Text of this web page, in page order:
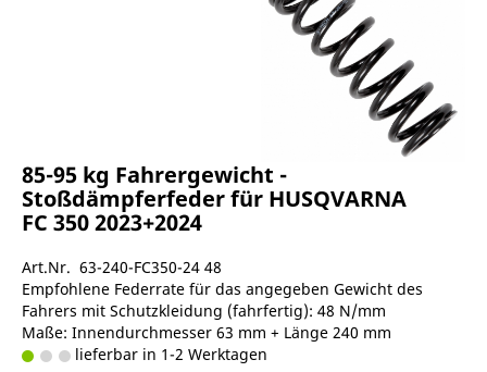
85-95 kg Fahrergewicht -
Stoßdämpferfeder für HUSQVARNA
FC 350 2023+2024
Art.Nr. 63-240-FC350-24 48
Empfohlene Federrate für das angegeben Gewicht des
Fahrers mit Schutzkleidung (fahrfertig): 48 N/mm
Maße: Innendurchmesser 63 mm + Länge 240 mm
lieferbar in 1-2 Werktagen